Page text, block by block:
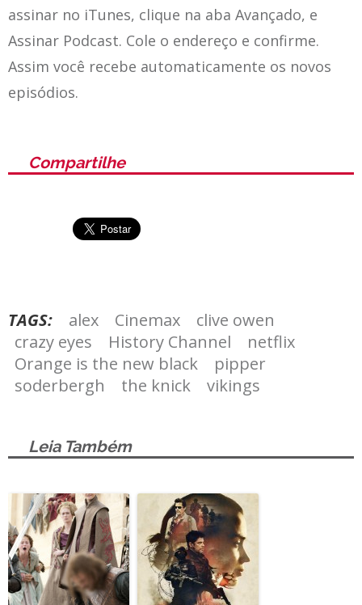
assinar no iTunes, clique na aba Avançado, e
Assinar Podcast. Cole o endereço e confirme.
Assim você recebe automaticamente os novos
episódios.
Compartilhe
TAGS: alex Cinemax
clive owen
crazy eyes
History Channel
netflix
Orange is the new black
pipper
soderbergh
the knick vikings
Leia Também